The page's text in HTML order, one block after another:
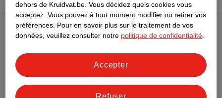
Club Kruidvat
Service Clientèle
Tout sur Kruidvat
dehors de Kruidvat.be. Vous décidez quels cookies vous
acceptez. Vous pouvez à tout moment modifier ou retirer vos
préférences. Pour en savoir plus sur le traitement de vos
données, veuillez consulter notre politique de confidentialité.
Accepter